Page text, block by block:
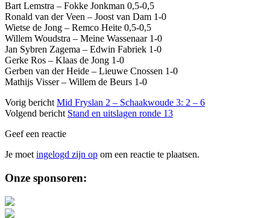
Bart Lemstra – Fokke Jonkman 0,5-0,5
Ronald van der Veen – Joost van Dam 1-0
Wietse de Jong – Remco Heite 0,5-0,5
Willem Woudstra – Meine Wassenaar 1-0
Jan Sybren Zagema – Edwin Fabriek 1-0
Gerke Ros – Klaas de Jong 1-0
Gerben van der Heide – Lieuwe Cnossen 1-0
Mathijs Visser – Willem de Beurs 1-0
Vorig bericht Mid Fryslan 2 – Schaakwoude 3: 2 – 6
Volgend bericht Stand en uitslagen ronde 13
Geef een reactie
Je moetingelogd zijn op om een reactie te plaatsen.
Sidebar
Onze sponsoren: